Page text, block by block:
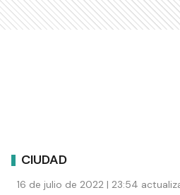
CIUDAD
16 de julio de 2022 | 23:54